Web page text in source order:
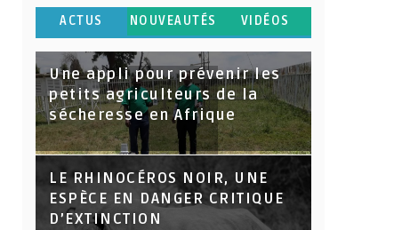
ACTUS NOUVEAUTÉS VIDÉOS
Une appli pour prévenir les
petits agriculteurs de la
sécheresse en Afrique
LE RHINOCÉROS NOIR, UNE
ESPÈCE EN DANGER CRITIQUE
D’EXTINCTION